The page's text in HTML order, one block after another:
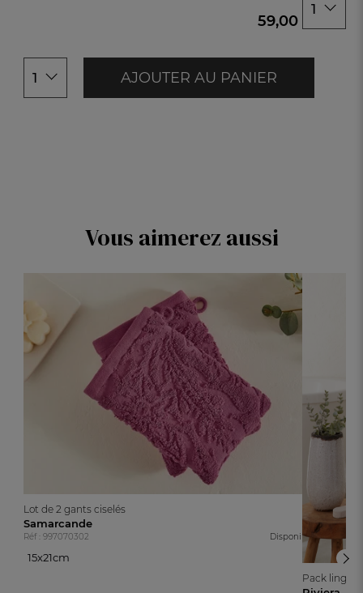
59,00 €
1 AJOUTER AU PANIER
1
Vous aimerez aussi
Lot de 2 gants ciselés
Samarcande
Réf : 997070302 Disponible
15x21cm
Pack linge